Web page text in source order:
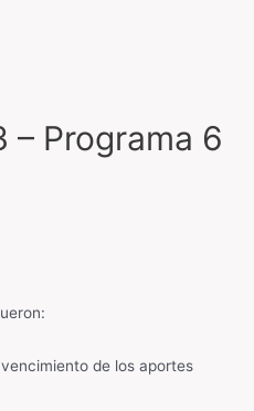
Programa 6
de los aportes